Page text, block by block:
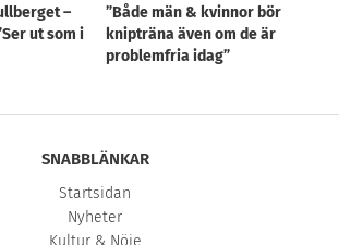
–
ut som i
”Både män & kvinnor bör
knipträna även om de är
problemfria idag”
SNABBLÄNKAR
Startsidan
Nyheter